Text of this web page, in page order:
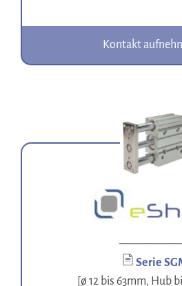
Kontakt
Serie
[ø 12 bis 63mm, Hub